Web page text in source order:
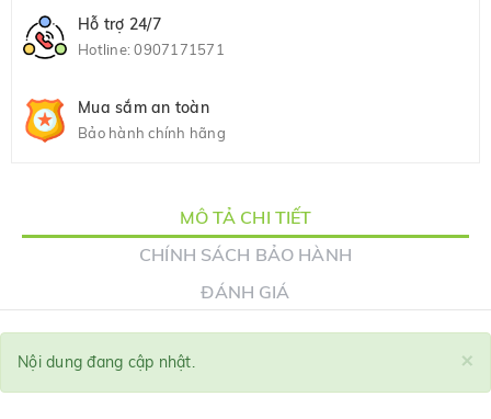
Hỗ trợ 24/7
Hotline:0907171571
Mua sắm an toàn
Bảo hành chính hãng
MÔ TẢ CHI TIẾT
CHÍNH SÁCH BẢO HÀNH
ĐÁNH GIÁ
×
Nội dung đang cập nhật.